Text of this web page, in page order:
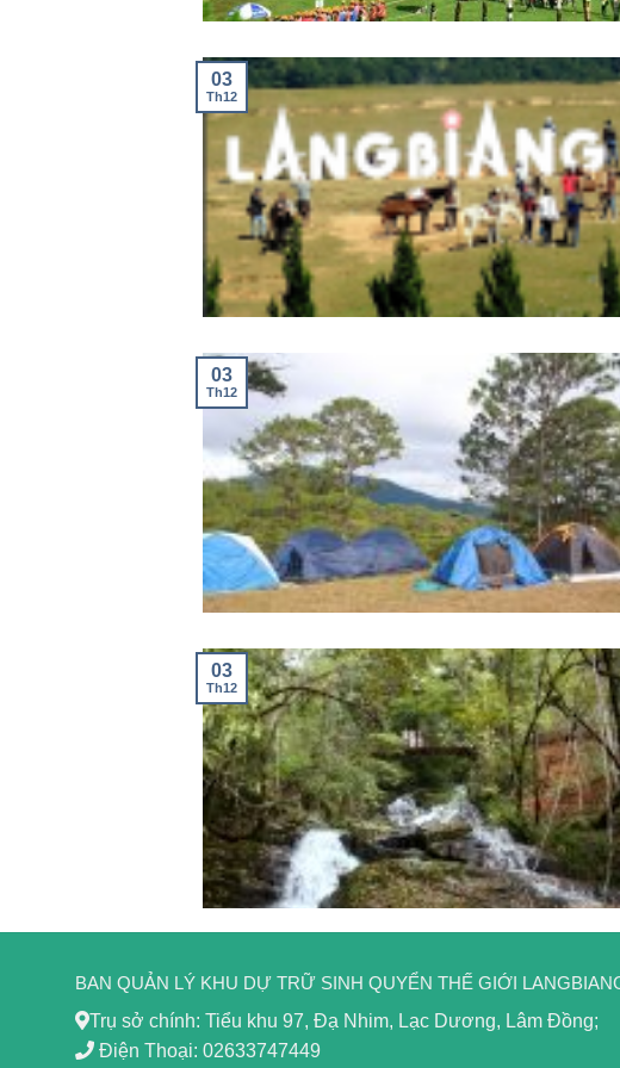
03
Th12
03
Th12
03
Th12
BAN QUẢN LÝ KHU DỰ TRỮ SINH QUYỂN THẾ GIỚI
Trụ sở chính: Tiểu khu 97, Đạ Nhim, Lạc Dương, Lâm Đồng;
Điện Thoại: 02633747449